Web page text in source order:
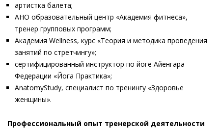
артистка балета;
АНО образовательный центр «Академия фитнеса»,
тренер групповых программ;
Академия Wellness, курс «Теория и методика проведения
занятий по стретчингу»;
сертифицированный инструктор по йоге Айенгара
Федерации «Йога Практика»;
AnatomyStudy, специалист по тренингу «Здоровье
женщины».
Профессиональный опыт тренерской деятельности